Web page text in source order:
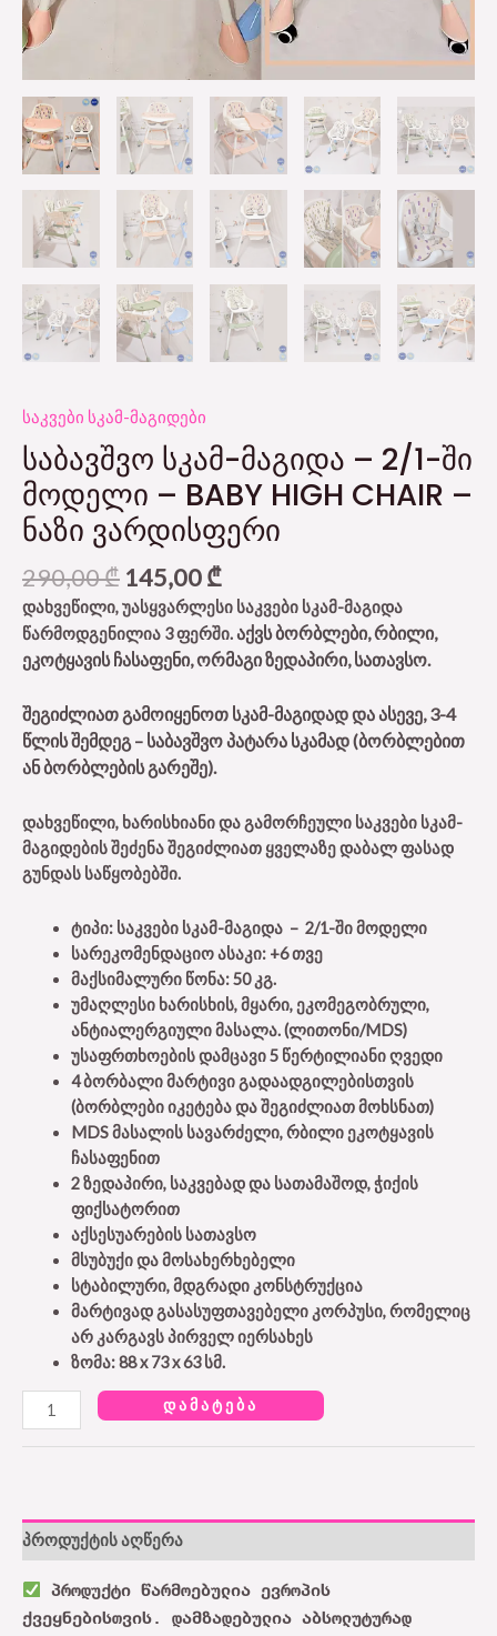
საკვები სკამ-მაგიდები
ᲡᲐᲑᲐᲕᲨᲕᲝ ᲡᲙᲐᲛ-ᲛᲐᲒᲘᲓᲐ – 2/1-ᲨᲘ
ᲛᲝᲓᲔᲚᲘ – BABY HIGH CHAIR –
ᲜᲐᲖᲘ ᲕᲐᲠᲓᲘᲡᲤᲔᲠᲘ
290,00₾ 145,00₾
დახვეწილი, უასყვარლესი საკვები სკამ-მაგიდა
წარმოდგენილია 3 ფერში.აქვს ბორბლები, რბილი,
ეკოტყავის ჩასაფენი, ორმაგი ზედაპირი, სათავსო.
შეგიძლიათ გამოიყენოთ სკამ-მაგიდად და ასევე, 3-4
წლის შემდეგ – საბავშვო პატარა სკამად (ბორბლებით
ან ბორბლების გარეშე).
დახვეწილი, ხარისხიანი და გამორჩეული საკვები სკამ-
მაგიდების შეძენა შეგიძლიათ ყველაზე დაბალ ფასად
გუნდას საწყობებში.
ტიპი: საკვები სკამ-მაგიდა – 2/1-ში მოდელი
სარეკომენდაციო ასაკი: +6 თვე
მაქსიმალური წონა: 50 კგ.
უმაღლესი ხარისხის, მყარი, ეკომეგობრული,
ანტიალერგიული მასალა. (ლითონი/MDS)
უსაფრთხოების დამცავი 5 წერტილიანი ღვედი
4 ბორბალი მარტივი გადაადგილებისთვის
(ბორბლები იკეტება და შეგიძლიათ მოხსნათ)
MDS მასალის სავარძელი, რბილი ეკოტყავის
ჩასაფენით
2 ზედაპირი, საკვებად და სათამაშოდ, ჭიქის
ფიქსატორით
აქსესუარების სათავსო
მსუბუქი და მოსახერხებელი
სტაბილური, მდგრადი კონსტრუქცია
მარტივად გასასუფთავებელი კორპუსი, რომელიც
არ კარგავს პირველ იერსახეს
ზომა: 88 x 73 x 63 სმ.
ᲓᲐᲛᲐᲢᲔᲑᲐ
პროდუქტის აღწერა
პროდუქტი წარმოებულია ევროპის
ქვეყნებისთვის. დამზადებულია აბსოლუტურად